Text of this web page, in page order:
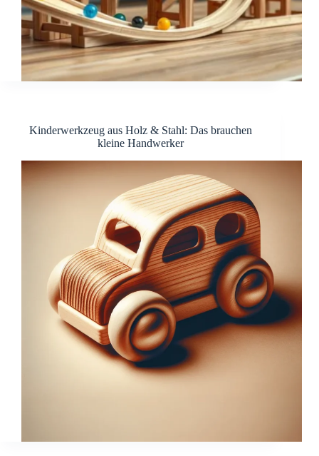
Kinderwerkzeug aus Holz & Stahl: Das brauchen
kleine Handwerker